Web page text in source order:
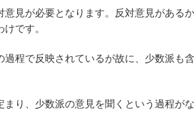
見が必要となります。反対意見がある
です。
程で反映されているが故に、少数派も
り、少数派の意見を聞くという過程が